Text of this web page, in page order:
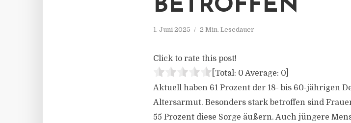
BETROFFEN
1. Juni 2025 2 Min. Lesedauer
Click to rate this post!
[Total: 0 Average: 0
Aktuell haben 61 Prozent der 18- bis 60-jährigen
Altersarmut. Besonders stark betroffen sind
55 Prozent diese Sorge äußern. Auch jüngere